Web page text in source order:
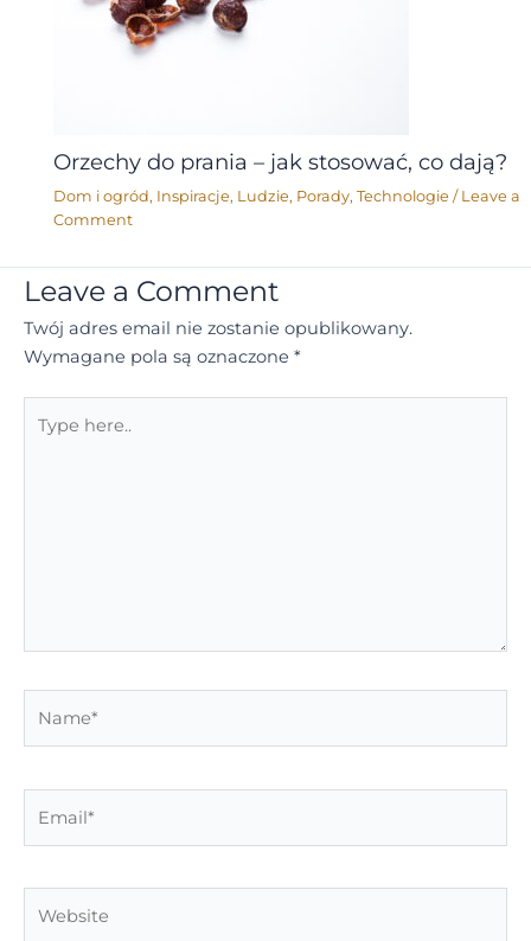
Orzechy do prania – jak stosować, co dają?
Dom i ogród, Inspiracje, Ludzie, Porady, Technologie / Leave a
Comment
Leave a Comment
Twój adres email nie zostanie opublikowany.
Wymagane pola są oznaczone *
here..